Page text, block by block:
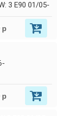
3 E90 01/05-
р
р